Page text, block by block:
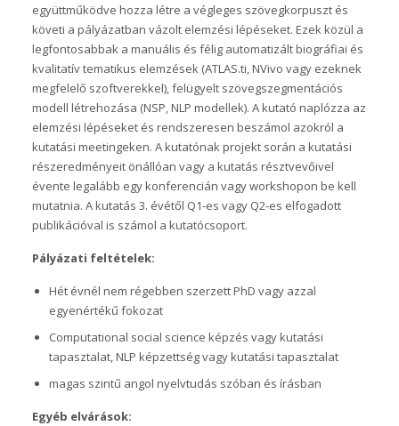
együttműködve hozza létre a végleges szövegkorpuszt és
követi a pályázatban vázolt elemzési lépéseket. Ezek közül a
legfontosabbak a manuális és félig automatizált biográfiai és
kvalitatív tematikus elemzések (ATLAS.ti, NVivo vagy ezeknek
megfelelő szoftverekkel), felügyelt szövegszegmentációs
modell létrehozása (NSP, NLP modellek). A kutató naplózza az
elemzési lépéseket és rendszeresen beszámol azokról a
kutatási meetingeken. A kutatónak projekt során a kutatási
részeredményeit önállóan vagy a kutatás résztvevőivel
évente legalább egy konferencián vagy workshopon be kell
mutatnia. A kutatás 3. évétől Q1-es vagy Q2-es elfogadott
publikációval is számol a kutatócsoport.
Pályázati feltételek:
Hét évnél nem régebben szerzett PhD vagy azzal
egyenértékű fokozat
Computational social science képzés vagy kutatási
tapasztalat, NLP képzettség vagy kutatási tapasztalat
magas szintű angol nyelvtudás szóban és írásban
Egyéb elvárások: